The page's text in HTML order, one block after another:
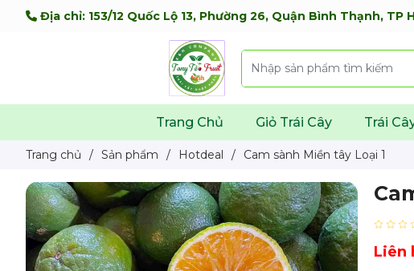
Địa chỉ: 153/12 Quốc Lộ 13, Phường 26, Quận Bình Thạnh, TP
Trang Chủ Giỏ Trái Cây Trái
Trang chủ / Sản phẩm / Hotdeal / Cam sành Miền tây Loại 1
Liên